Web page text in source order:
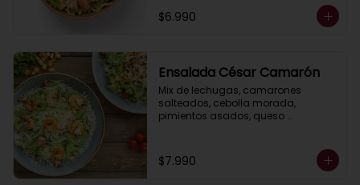
$6.990
Ensalada César Camarón
Mix de lechugas, camarones
salteados, cebolla morada,
pimientos asados, queso
César casera.
$7.990